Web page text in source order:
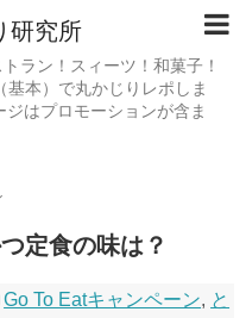
研究所
ラン！スィーツ！和菓子！
本）で丸かじりレポしま
はプロモーションが含ま
定食の味は？
Go To Eatキャンペーン, と